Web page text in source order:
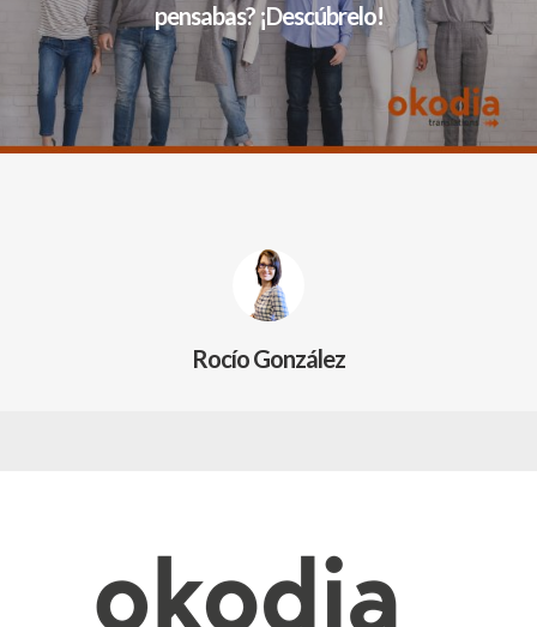
pensabas? ¡Descúbrelo!
Rocío González